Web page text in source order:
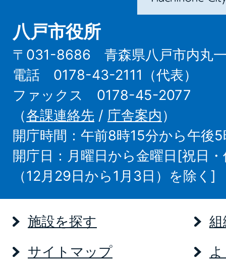
八戸市役所
〒031-8686 青森県八戸市内丸一
電話 0178-43-2111（代表）
ファックス 0178-45-2077
（各課連絡先 / 庁舎案内）
開庁時間：午前8時15分から午後
開庁日：月曜日から金曜日[祝日
（12月29日から1月3日）を除く]
施設を探す
サイトマップ